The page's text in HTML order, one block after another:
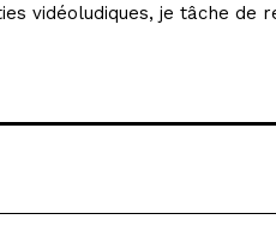
vidéoludiques, je tâche de